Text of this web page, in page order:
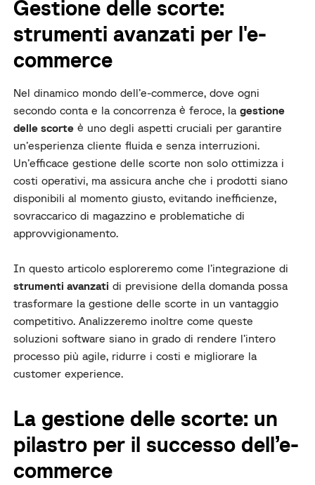
Gestione delle scorte:
strumenti avanzati per l'e-
commerce
Nel dinamico mondo dell’e-commerce, dove ogni
secondo conta e la concorrenza è feroce, lagestione
delle scorte è uno degli aspetti cruciali per garantire
un’esperienza cliente fluida e senza interruzioni.
Un’efficace gestione delle scorte non solo ottimizza i
costi operativi, ma assicura anche che i prodotti siano
disponibili al momento giusto, evitando inefficienze,
sovraccarico di magazzino e problematiche di
approvvigionamento.
In questo articolo esploreremo come l’integrazione di
strumenti avanzati di previsione della domanda possa
trasformare la gestione delle scorte in un vantaggio
competitivo. Analizzeremo inoltre come queste
soluzioni software siano in grado di rendere l’intero
processo più agile, ridurre i costi e migliorare la
customer experience.
La gestione delle scorte: un
pilastro per il successo dell’e-
commerce